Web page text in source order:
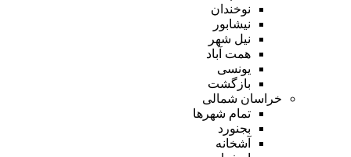
نوخندان
نیشابور
نیل شهر
همت آباد
یونسی
بازگشت
خراسان شمالی
تمام شهر‌ها
بجنورد
آشخانه